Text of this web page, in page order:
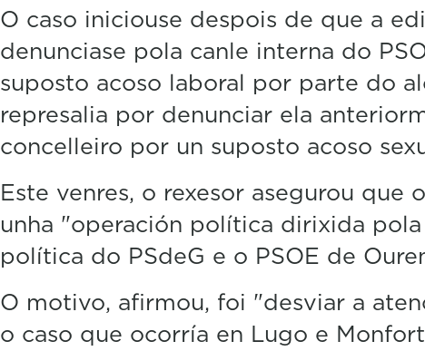
e
5
%
O caso iniciouse despois de que a
denunciase pola canle interna do
suposto acoso laboral por parte do
represalia por denunciar ela
concelleiro por un suposto acoso
Este venres, o rexesor asegurou que
unha "operación política dirixida
política do PSdeG e o PSOE de
O motivo, afirmou, foi "desviar a
o caso que ocorría en Lugo e